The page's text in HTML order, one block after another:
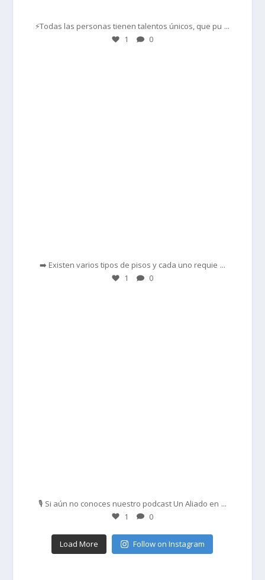
⚡Todas las personas tienen talentos únicos, que pu ...
1 0
➡️ Existen varios tipos de pisos y cada uno requie ...
1 0
🎙️ Si aún no conoces nuestro podcast Un Aliado en ...
1 0
Load More Follow on Instagram